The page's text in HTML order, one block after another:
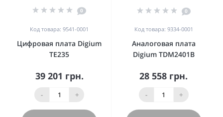
0
Код товара: 9541-0001
Цифровая плата Digium
TE235
39 201 грн.
- +
0
Код товара: 9334-0001
Аналоговая плата
Digium TDM2401B
28 558 грн.
- +